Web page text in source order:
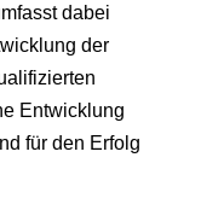
dabei
der
Entwicklung
für den Erfolg